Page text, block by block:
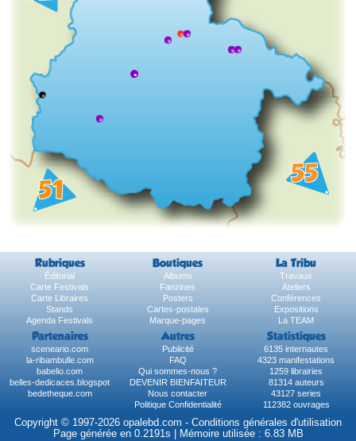
Rubriques Boutiques La Tribu
Éditorial Albums
Travaux
Carte Festivals
Fanzines
Ateliers
Carte Libraires
Posters
Conférences
Stands
Cartes-postales
Expositions
Agenda Festivals
Marque-pages La TEAM
Partenaires Autres Statistiques
sceneario.com Publicité
6135 internautes
la-ribambulle.com
FAQ
4323 manifestations
babelio.com
Qui sommes-nous ?
1259 librairies
belles-dedicaces.blogspot
DEVENIR BIENFAITEUR
81314 auteurs
bedetheque.com
Nous contacter
43127 series
Politique Confidentialité
112382 ouvrages
Copyright © 1997-2026 opalebd.com - Conditions générales d'utilisation
Page générée en 0.2191s | Mémoire utilisée : 6.83 MB